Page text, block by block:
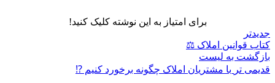
برای امتیاز به این نوشته کلیک کنید!
جدیدتر
کتاب قوانین املاک ⚖️
بازگشت به لیست
قدیمی تر با مشتریان املاک چگونه برخورد کنیم ⁉️